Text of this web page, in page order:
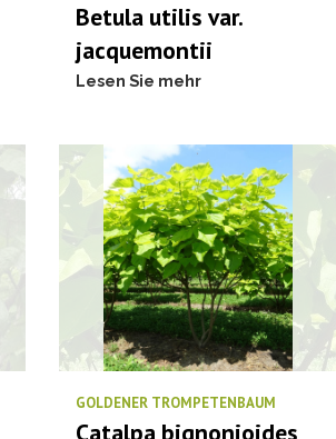
Betula utilis var.
jacquemontii
Lesen Sie mehr
GOLDENER TROMPETENBAUM
Catalpa bignonioides